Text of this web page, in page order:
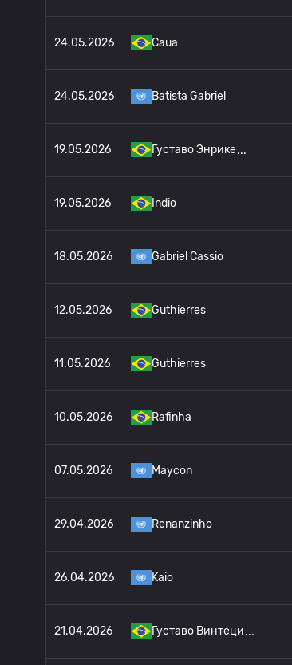
24.05.2026 Caua
24.05.2026 Batista Gabriel
19.05.2026 Густаво Энрике
19.05.2026 Indio
18.05.2026 Gabriel Cassio
12.05.2026 Guthierres
11.05.2026 Guthierres
10.05.2026 Rafinha
07.05.2026 Maycon
29.04.2026 Renanzinho
26.04.2026 Kaio
21.04.2026 Густаво Винтеци